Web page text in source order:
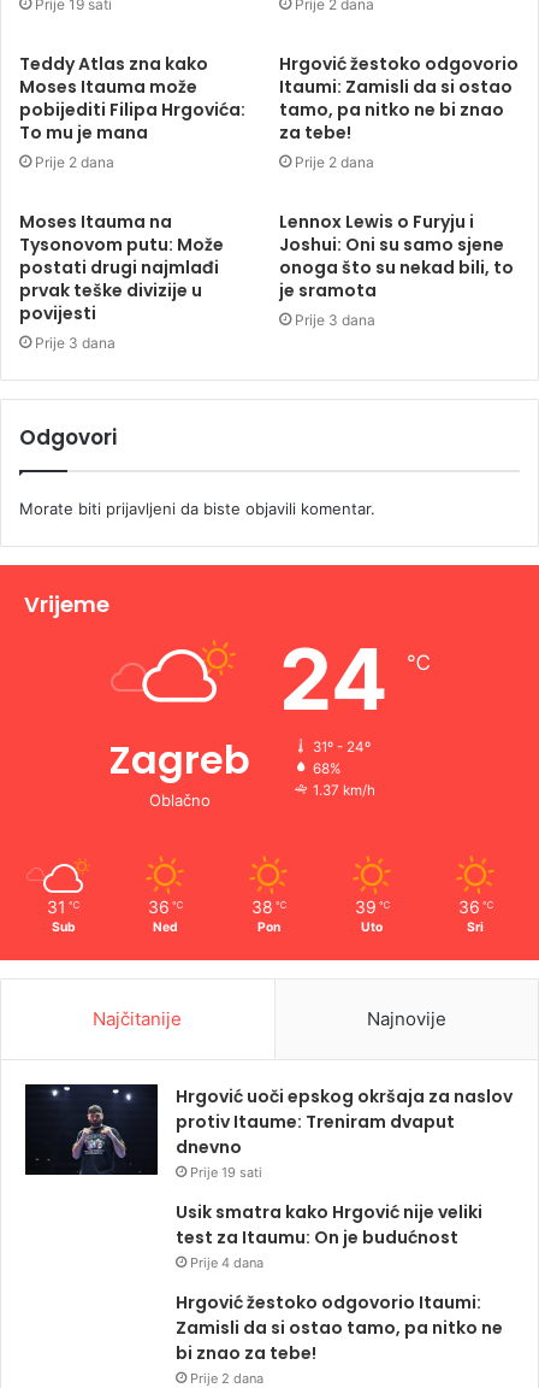
Prije 19 sati Prije 2 dana
Teddy Atlas zna kako
Moses Itauma može
pobijediti Filipa Hrgovića:
To mu je mana
Prije 2 dana
Hrgović žestoko odgovorio
Itaumi: Zamisli da si ostao
tamo, pa nitko ne bi znao
za tebe!
Prije 2 dana
Moses Itauma na
Tysonovom putu: Može
postati drugi najmlađi
prvak teške divizije u
povijesti
Prije 3 dana
Lennox Lewis o Furyju i
Joshui: Oni su samo sjene
onoga što su nekad bili, to
je sramota
Prije 3 dana
Odgovori
Morate biti prijavljeni da biste objavili komentar.
Vrijeme
Zagreb
Oblačno
24 ℃
31º - 24º
68%
1.37 km/h
31 ℃
Sub
36 ℃
Ned
38 ℃
Pon
39 ℃
Uto
36 ℃
Sri
Najčitanije Najnovije
Hrgović uoči epskog okršaja za naslov
protiv Itaume: Treniram dvaput
dnevno
Prije 19 sati
Usik smatra kako Hrgović nije veliki
test za Itaumu: On je budućnost
Prije 4 dana
Hrgović žestoko odgovorio Itaumi:
Zamisli da si ostao tamo, pa nitko ne
bi znao za tebe!
Prije 2 dana